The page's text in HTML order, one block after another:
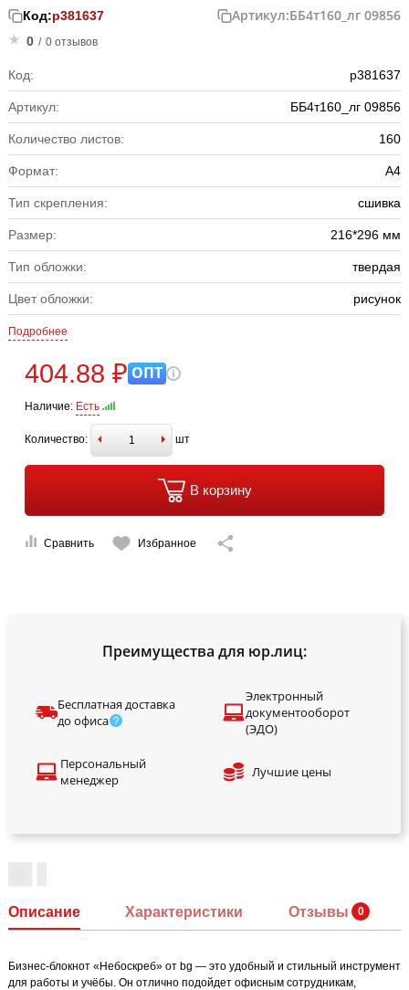
Код:р381637 Артикул:ББ4т160_лг 09856
0 / 0 отзывов
Код: р381637
Артикул: ББ4т160_лг 09856
Количество листов: 160
Формат: А4
Тип скрепления: сшивка
Размер: 216*296 мм
Тип обложки: твердая
Цвет обложки: рисунок
Подробнее
404.88 ₽ ОПТ
Наличие: Есть
Количество: шт
В корзину
Сравнить Избранное
Преимущества для юр.лиц:
Бесплатная доставка
до офиса
Электронный
документооборот
(ЭДО)
Персональный
менеджер
Лучшие цены
Описание Характеристики Отзывы
Бизнес-блокнот «Небоскреб» от bg — это удобный и стильный инструмент
для работы и учёбы. Он отлично подойдет офисным сотрудникам,